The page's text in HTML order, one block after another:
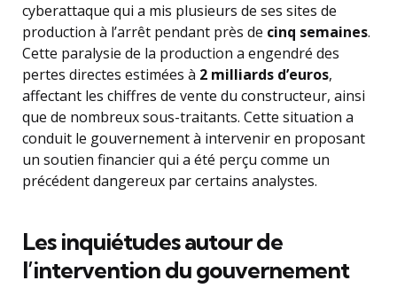
cyberattaque qui a mis plusieurs de ses sites de
production à l’arrêt pendant près de cinq semaines.
Cette paralysie de la production a engendré des
pertes directes estimées à 2 milliards d’euros,
affectant les chiffres de vente du constructeur, ainsi
que de nombreux sous-traitants. Cette situation a
conduit le gouvernement à intervenir en proposant
un soutien financier qui a été perçu comme un
précédent dangereux par certains analystes.
Les inquiétudes autour de
l’intervention du gouvernement